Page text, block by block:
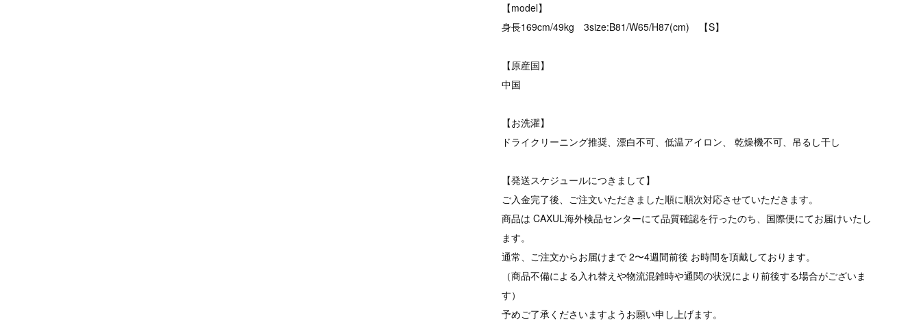
【model】
身長169cm/49kg 3size:B81/W65/H87(cm) 【S】
【原産国】
中国
【お洗濯】
ドライクリーニング推奨、漂白不可、低温アイロン、 乾燥機不可、吊るし干し
【発送スケジュールにつきまして】
ご入金完了後、ご注文いただきました順に順次対応させていただきます。
商品は CAXUL海外検品センターにて品質確認を行ったのち、国際便にてお届けいたし
ます。
通常、ご注文からお届けまで 2〜4週間前後 お時間を頂戴しております。
（商品不備による入れ替えや物流混雑時や通関の状況により前後する場合がございま
す）
予めご了承くださいますようお願い申し上げます。